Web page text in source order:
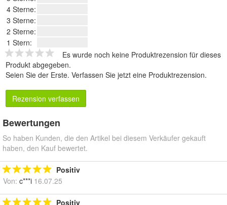
4 Sterne:
3 Sterne:
2 Sterne:
1 Stern:
Es wurde noch keine Produktrezension für dieses
Produkt abgegeben.
Seien Sie der Erste. Verfassen Sie jetzt eine Produktrezension.
Rezension verfassen
Bewertungen
So haben Kunden, die den Artikel bei diesem Verkäufer gekauft
haben, den Kauf bewertet.
Positiv
Von: c***i 16.07.25
Positiv